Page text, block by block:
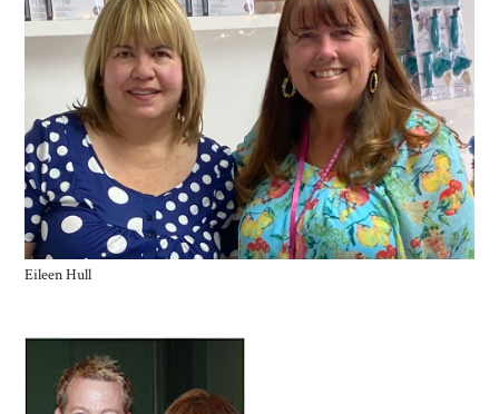
Eileen Hull